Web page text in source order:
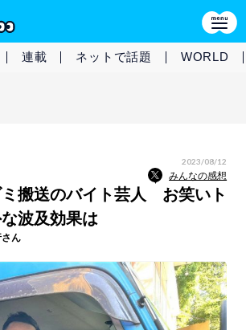
連載 ネットで話題 WORLD
2023/08/12
みんなの感想
搬送のバイト芸人 お笑いト
波及効果は
ん